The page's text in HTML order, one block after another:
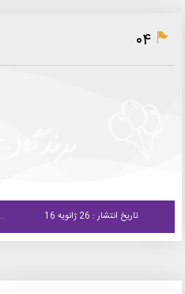
۰۴
تاریخ انتشار : 26 ژانویه 16